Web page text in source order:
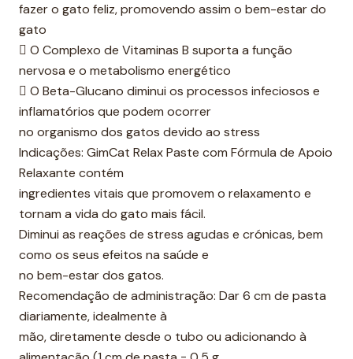
fazer o gato feliz, promovendo assim o bem-estar do
gato
 O Complexo de Vitaminas B suporta a função
nervosa e o metabolismo energético
 O Beta-Glucano diminui os processos infeciosos e
inflamatórios que podem ocorrer
no organismo dos gatos devido ao stress
Indicações: GimCat Relax Paste com Fórmula de Apoio
Relaxante contém
ingredientes vitais que promovem o relaxamento e
tornam a vida do gato mais fácil.
Diminui as reações de stress agudas e crónicas, bem
como os seus efeitos na saúde e
no bem-estar dos gatos.
Recomendação de administração: Dar 6 cm de pasta
diariamente, idealmente à
mão, diretamente desde o tubo ou adicionando à